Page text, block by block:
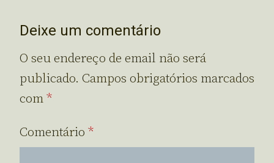
Deixe um comentário
O seu endereço de email não será
publicado. Campos obrigatórios marcados
com*
Comentário *